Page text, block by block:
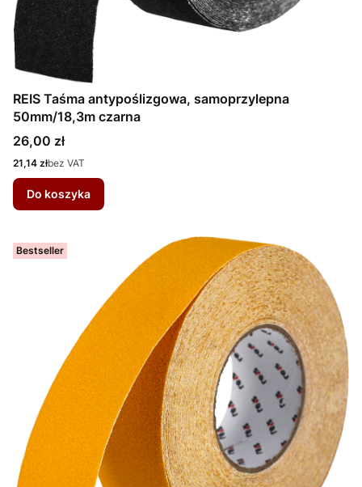
REIS Taśma antypoślizgowa, samoprzylepna
50mm/18,3m czarna
Cena
26,00 zł
Cena
21,14 złbez VAT
Do koszyka
Bestseller